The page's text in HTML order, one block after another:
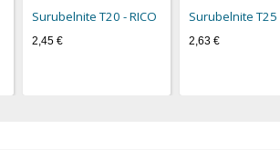
Surubelnite Т20 - RICO
2,45 €
Surubelnite Т25
2,63 €